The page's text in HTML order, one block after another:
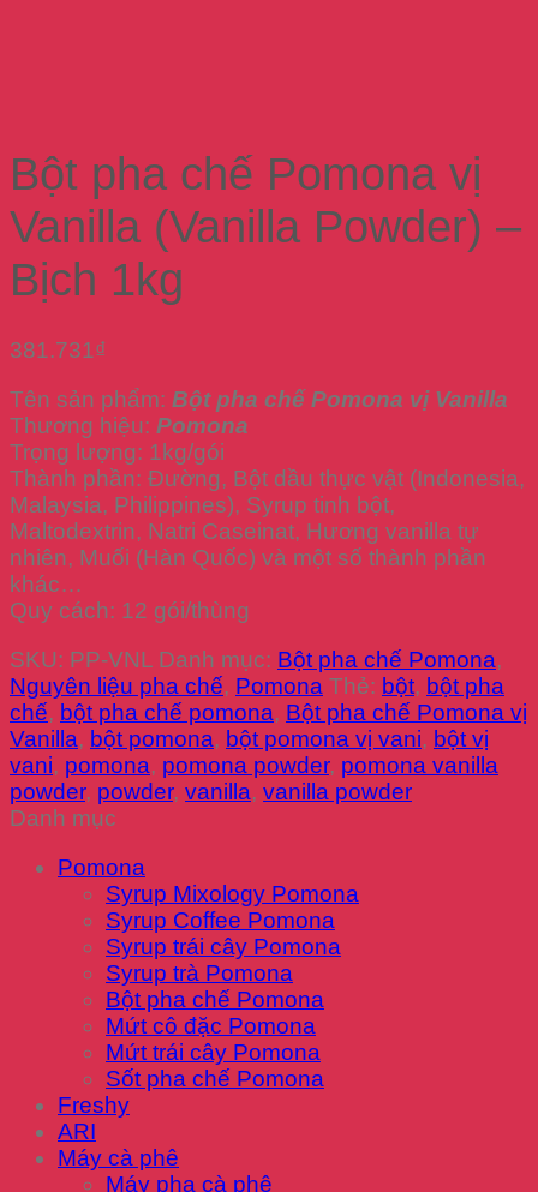
Bột pha chế Pomona vị
Vanilla (Vanilla Powder) –
Bịch 1kg
381.731₫
Tên sản phẩm: Bột pha chế Pomona vị Vanilla
Thương hiệu: Pomona
Trọng lượng: 1kg/gói
Thành phần: Đường, Bột dầu thực vật (Indonesia,
Malaysia, Philippines), Syrup tinh bột,
Maltodextrin, Natri Caseinat, Hương vanilla tự
nhiên, Muối (Hàn Quốc) và một số thành phần
khác…
Quy cách: 12 gói/thùng
SKU: PP-VNL Danh mục: Bột pha chế Pomona,
Nguyên liệu pha chế, Pomona Thẻ: bột, bột pha
chế, bột pha chế pomona, Bột pha chế Pomona vị
Vanilla, bột pomona, bột pomona vị vani, bột vị
vani, pomona, pomona powder, pomona vanilla
powder, powder, vanilla, vanilla powder
Danh mục
Pomona
Syrup Mixology Pomona
Syrup Coffee Pomona
Syrup trái cây Pomona
Syrup trà Pomona
Bột pha chế Pomona
Mứt cô đặc Pomona
Mứt trái cây Pomona
Sốt pha chế Pomona
Freshy
ARI
Máy cà phê
Máy pha cà phê